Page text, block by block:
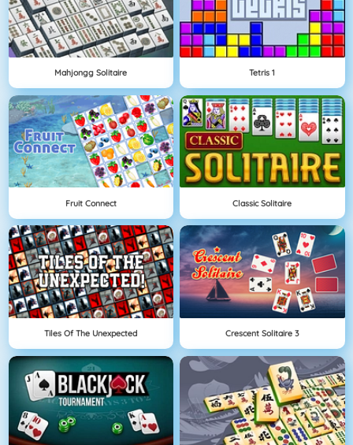
Mahjongg Solitaire Tetris 1
Fruit Connect Classic Solitaire
Tiles Of The Unexpected Crescent Solitaire 3